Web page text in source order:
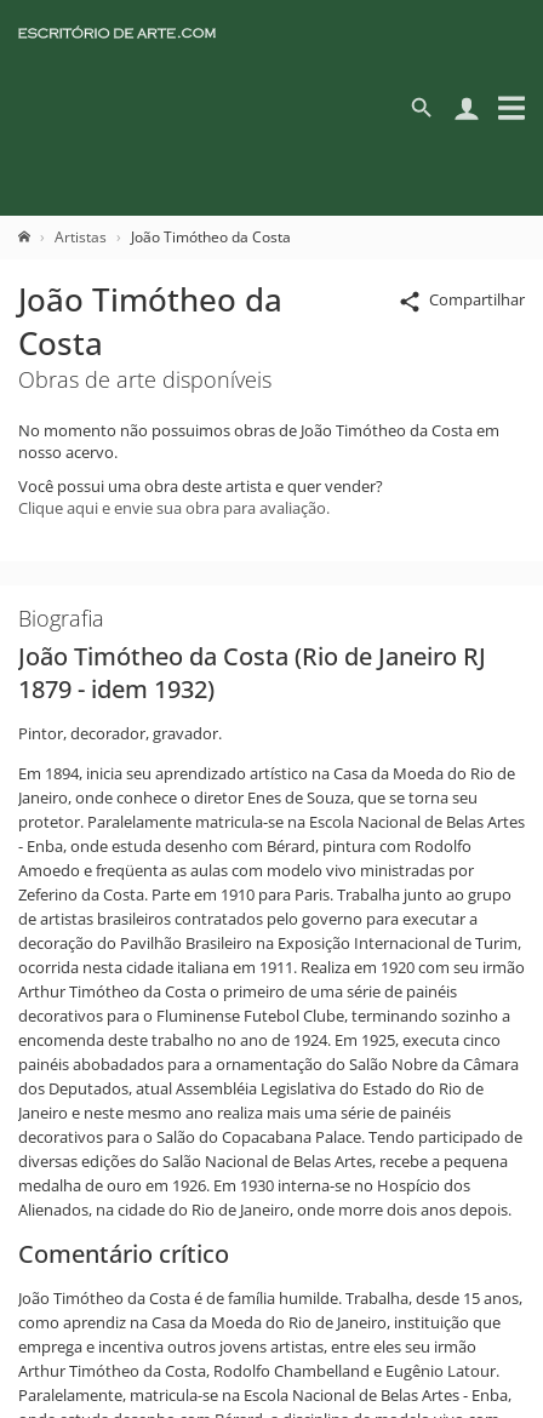
Artistas João Timótheo da Costa
Compartilhar
João Timótheo da
Costa
Obras de arte disponíveis
No momento não possuimos obras de João Timótheo da Costa em
nosso acervo.
Você possui uma obra deste artista e quer vender?
Clique aqui e envie sua obra para avaliação.
Biografia
João Timótheo da Costa (Rio de Janeiro RJ
1879 - idem 1932)
Pintor, decorador, gravador.
Em 1894, inicia seu aprendizado artístico na Casa da Moeda do Rio de
Janeiro, onde conhece o diretor Enes de Souza, que se torna seu
protetor. Paralelamente matricula-se na Escola Nacional de Belas Artes
- Enba, onde estuda desenho com Bérard, pintura com Rodolfo
Amoedo e freqüenta as aulas com modelo vivo ministradas por
Zeferino da Costa. Parte em 1910 para Paris. Trabalha junto ao grupo
de artistas brasileiros contratados pelo governo para executar a
decoração do Pavilhão Brasileiro na Exposição Internacional de Turim,
ocorrida nesta cidade italiana em 1911. Realiza em 1920 com seu irmão
Arthur Timótheo da Costa o primeiro de uma série de painéis
decorativos para o Fluminense Futebol Clube, terminando sozinho a
encomenda deste trabalho no ano de 1924. Em 1925, executa cinco
painéis abobadados para a ornamentação do Salão Nobre da Câmara
dos Deputados, atual Assembléia Legislativa do Estado do Rio de
Janeiro e neste mesmo ano realiza mais uma série de painéis
decorativos para o Salão do Copacabana Palace. Tendo participado de
diversas edições do Salão Nacional de Belas Artes, recebe a pequena
medalha de ouro em 1926. Em 1930 interna-se no Hospício dos
Alienados, na cidade do Rio de Janeiro, onde morre dois anos depois.
Comentário crítico
João Timótheo da Costa é de família humilde. Trabalha, desde 15 anos,
como aprendiz na Casa da Moeda do Rio de Janeiro, instituição que
emprega e incentiva outros jovens artistas, entre eles seu irmão
Arthur Timótheo da Costa, Rodolfo Chambelland e Eugênio Latour.
Paralelamente, matricula-se na Escola Nacional de Belas Artes - Enba,